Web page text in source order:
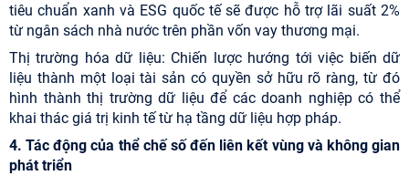
tiêu chuẩn xanh và ESG quốc tế sẽ được hỗ trợ lãi suất 2%
từ ngân sách nhà nước trên phần vốn vay thương mại.
Thị trường hóa dữ liệu: Chiến lược hướng tới việc biến dữ
liệu thành một loại tài sản có quyền sở hữu rõ ràng, từ đó
hình thành thị trường dữ liệu để các doanh nghiệp có thể
khai thác giá trị kinh tế từ hạ tầng dữ liệu hợp pháp.
4. Tác động của thể chế số đến liên kết vùng và không gian
phát triển